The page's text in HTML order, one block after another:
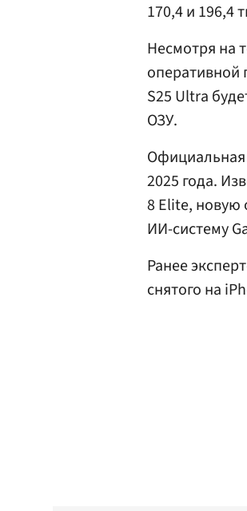
170,4 и 196,4
Несмотря на
оперативной
S25 Ultra
ОЗУ.
Официальная
2025 года.
8 Elite, новую
ИИ-систему
Ранее
снятого на